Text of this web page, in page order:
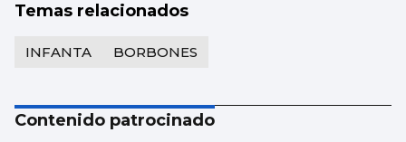
Temas relacionados
INFANTA BORBONES
Contenido patrocinado